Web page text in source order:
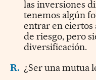
las inversiones
tenemos algún
entrar en ciertos
de riesgo, pero
diversificación.
R. ¿Ser una mutua